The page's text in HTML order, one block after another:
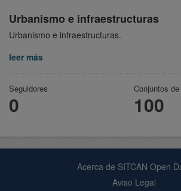
Urbanismo e infraestructuras
Urbanismo e infraestructuras.
leer más
Seguidores
0
Conjuntos
100
Acerca de SITCAN Open
Aviso Legal